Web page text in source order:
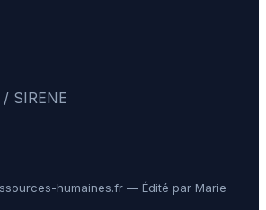
SIRENE
humaines.fr — Édité par Marie